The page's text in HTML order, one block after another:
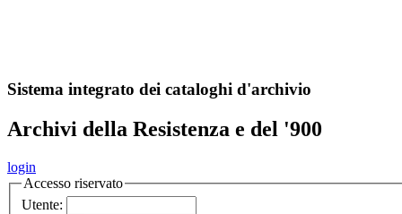
Sistema integrato dei cataloghi d'archivio
Archivi della Resistenza e del '900
login
Accesso riservato
Utente: